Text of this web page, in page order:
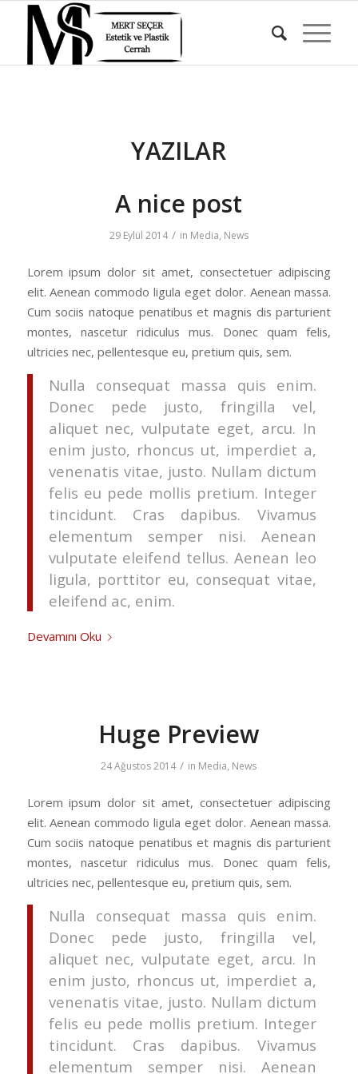
YAZILAR
A nice post
29 Eylül 2014 / in Media, News
Lorem ipsum dolor sit amet, consectetuer adipiscing
elit. Aenean commodo ligula eget dolor. Aenean massa.
Cum sociis natoque penatibus et magnis dis parturient
montes, nascetur ridiculus mus. Donec quam felis,
ultricies nec, pellentesque eu, pretium quis, sem.
Nulla consequat massa quis enim.
Donec pede justo, fringilla vel,
aliquet nec, vulputate eget, arcu. In
enim justo, rhoncus ut, imperdiet a,
venenatis vitae, justo. Nullam dictum
felis eu pede mollis pretium. Integer
tincidunt. Cras dapibus. Vivamus
elementum semper nisi. Aenean
vulputate eleifend tellus. Aenean leo
ligula, porttitor eu, consequat vitae,
eleifend ac, enim.
Devamını Oku
Huge Preview
24 Ağustos 2014 / in Media, News
Lorem ipsum dolor sit amet, consectetuer adipiscing
elit. Aenean commodo ligula eget dolor. Aenean massa.
Cum sociis natoque penatibus et magnis dis parturient
montes, nascetur ridiculus mus. Donec quam felis,
ultricies nec, pellentesque eu, pretium quis, sem.
Nulla consequat massa quis enim.
Donec pede justo, fringilla vel,
aliquet nec, vulputate eget, arcu. In
enim justo, rhoncus ut, imperdiet a,
venenatis vitae, justo. Nullam dictum
felis eu pede mollis pretium. Integer
tincidunt. Cras dapibus. Vivamus
elementum semper nisi. Aenean